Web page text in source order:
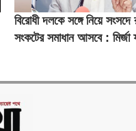
বিরোধী দলকে সঙ্গে নিয়ে সংসদে
সংকটের সমাধান আসবে :